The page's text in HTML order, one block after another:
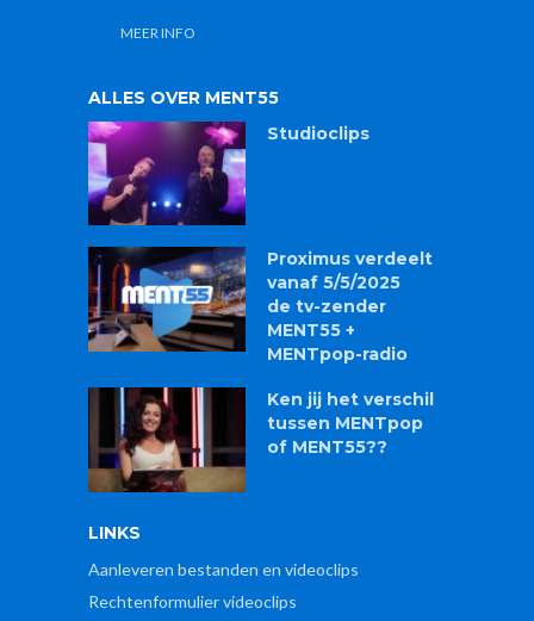
MEER INFO
ALLES OVER MENT55
Studioclips
Proximus verdeelt
vanaf 5/5/2025
de tv-zender
MENT55 +
MENTpop-radio
Ken jij het verschil
tussen MENTpop
of MENT55??
LINKS
Aanleveren bestanden en videoclips
Rechtenformulier videoclips